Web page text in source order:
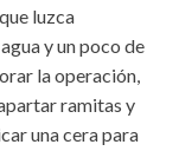
luzca
y un poco de
la operación,
ramitas y
una cera para